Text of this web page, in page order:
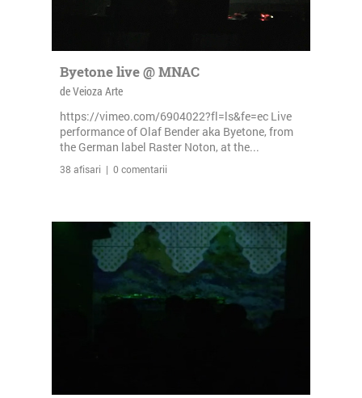
Byetone live @ MNAC
de Veioza Arte
https://vimeo.com/6904022?fl=ls&fe=ec Live
performance of Olaf Bender aka Byetone, from
the German label Raster Noton, at the...
38 afisari | 0 comentarii